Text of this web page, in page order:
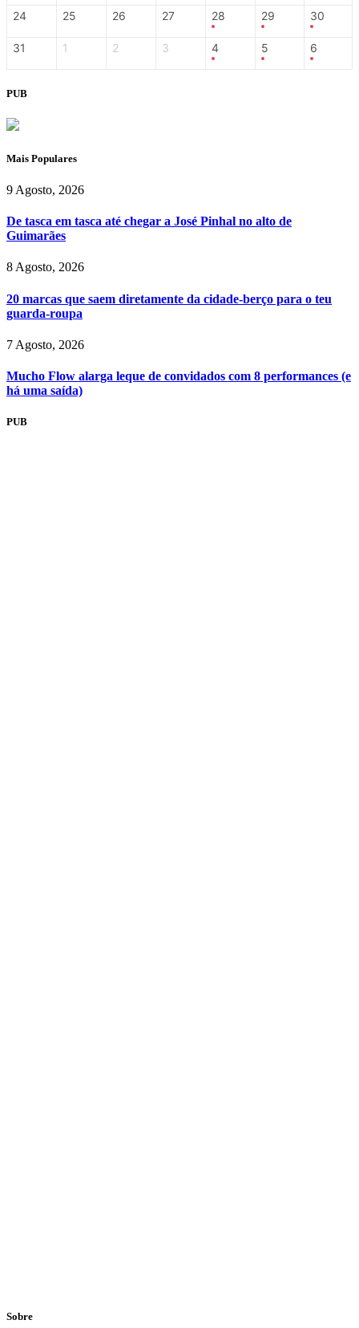
24 25 26 27 28 29 30
31 1 2 3 4 5 6
PUB
Mais Populares
9 Agosto, 2026
De tasca em tasca até chegar a José Pinhal no alto de
Guimarães
8 Agosto, 2026
20 marcas que saem diretamente da cidade-berço para o teu
guarda-roupa
7 Agosto, 2026
Mucho Flow alarga leque de convidados com 8 performances (e
há uma saída)
PUB
Sobre